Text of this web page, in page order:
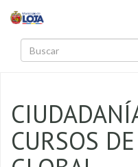
CURSOS